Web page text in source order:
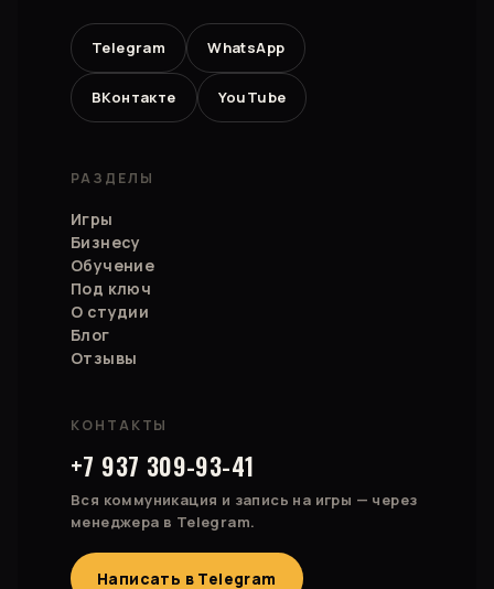
Telegram WhatsApp
ВКонтакте YouTube
РАЗДЕЛЫ
Игры
Бизнесу
Обучение
Под ключ
О студии
Блог
Отзывы
КОНТАКТЫ
+7 937 309-93-41
Вся коммуникация и запись на игры — через
менеджера в Telegram.
Написать в Telegram